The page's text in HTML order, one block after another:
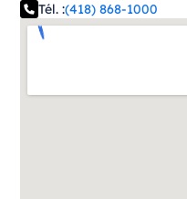
Tél. :(418) 868-1000